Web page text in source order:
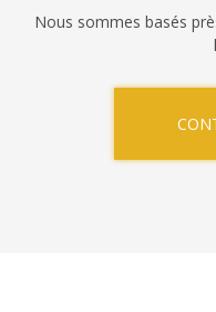
Nous sommes basés